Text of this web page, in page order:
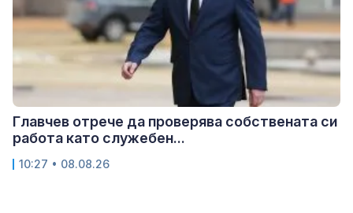
Главчев отрече да проверява собствената си
работа като служебен...
10:27 • 08.08.26